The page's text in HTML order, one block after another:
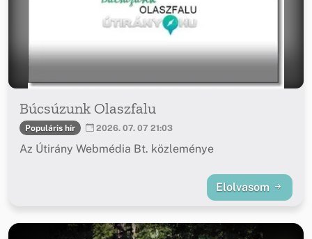
Búcsúzunk Olaszfalu
Populáris hír 2026. 07. 07 21:03
Az Útirány Webmédia Bt. közleménye
Elolvasom